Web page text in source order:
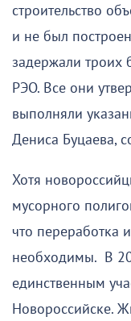
строительство
и не был
задержали
РЭО. Все они
выполняли
Дениса Буцаева,
Хотя
мусорного
что переработка
необходимы. В
единственным
Новороссийске.